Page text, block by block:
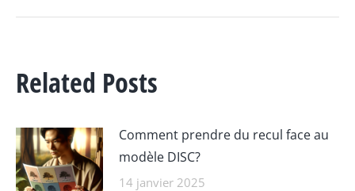
:
Related Posts
Comment prendre du recul face au
modèle DISC?
14 janvier 2025